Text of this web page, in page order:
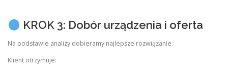
KROK 3: Dobór urządzenia i oferta
Na podstawie analizy dobieramy najlepsze rozwiązanie.
Klient otrzymuje: